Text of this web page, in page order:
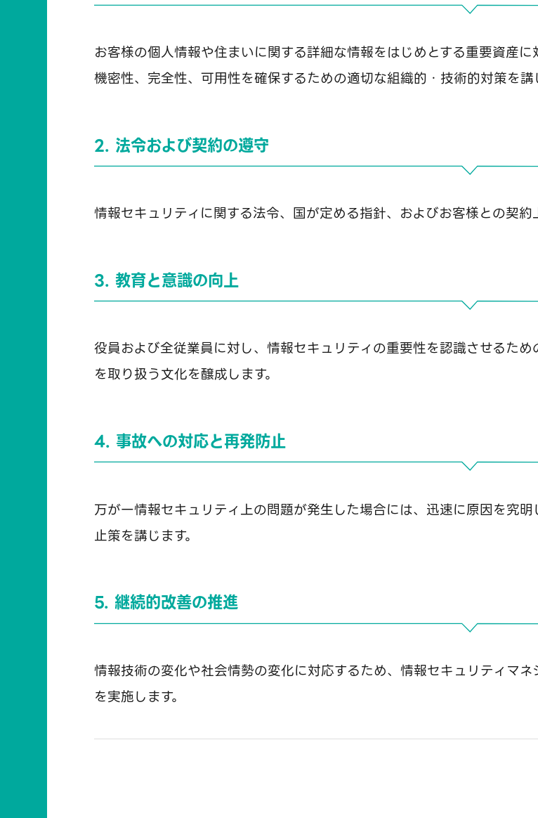
お客様の個人情報や住まいに関する詳細な情報をはじめとする重要資産に
機密性、完全性、可用性を確保するための適切な組織的・技術的対策を講
2. 法令および契約の遵守
情報セキュリティに関する法令、国が定める指針、およびお客様との契約
3. 教育と意識の向上
役員および全従業員に対し、情報セキュリティの重要性を認識させるた
を取り扱う文化を醸成します。
4. 事故への対応と再発防止
万が一情報セキュリティ上の問題が発生した場合には、迅速に原因を究
止策を講じます。
5. 継続的改善の推進
情報技術の変化や社会情勢の変化に対応するため、情報セキュリティマ
を実施します。